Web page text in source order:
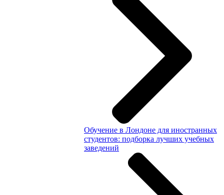
Обучение в Лондоне для иностранных
студентов: подборка лучших учебных
заведений